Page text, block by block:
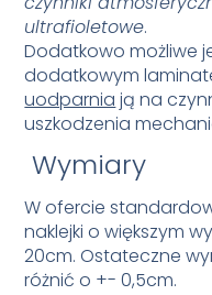
ultrafioletowe.
Dodatkowo możliwe
dodatkowym
uodparnia ją na
uszkodzenia
Wymiary
W ofercie
naklejki o większym
20cm. Ostateczne
różnić o +- 0,5cm.